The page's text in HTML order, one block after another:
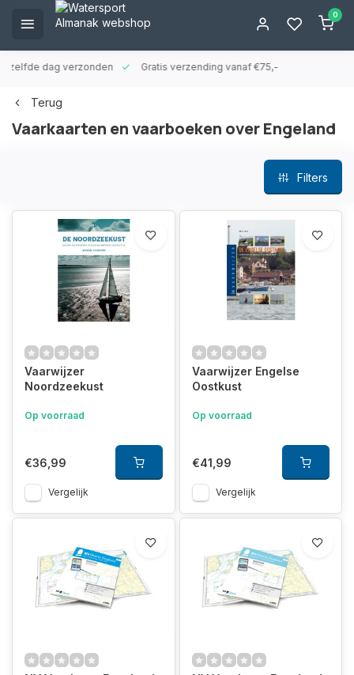
0
zelfde dag verzonden Gratis verzending vanaf €75,-
Terug
Vaarkaarten en vaarboeken over Engeland
Filters
Vaarwijzer
Noordzeekust
Op voorraad
€36,99
Vergelijk
Vaarwijzer Engelse
Oostkust
Op voorraad
€41,99
Vergelijk